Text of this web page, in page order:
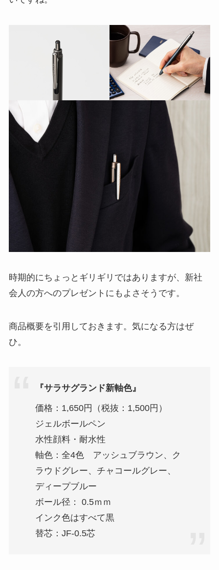
時期的にちょっとギリギリではありますが、新社
会人の方へのプレゼントにもよさそうです。
商品概要を引用しておきます。気になる方はぜ
ひ。
『サラサグランド新軸色』
価格：1,650円（税抜：1,500円）
ジェルボールペン
水性顔料・耐水性
軸色：全4色 アッシュブラウン、ク
ラウドグレー、チャコールグレー、
ディープブルー
ボール径： 0.5ｍｍ
インク色はすべて黒
替芯：JF-0.5芯